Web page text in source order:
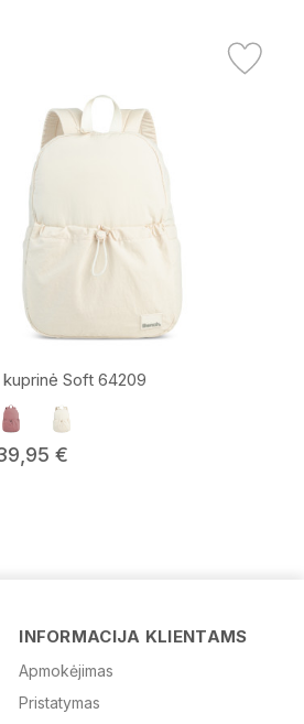
kuprinė Soft 64209
€
INFORMACIJA KLIENTAMS
Apmokėjimas
Pristatymas